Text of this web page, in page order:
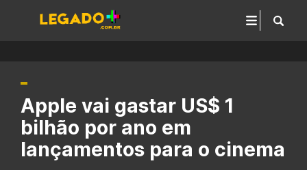
Apple vai gastar US$ 1
bilhão por ano em
lançamentos para o cinema